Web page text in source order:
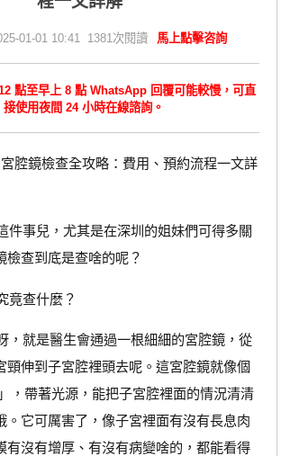
01-01 10:41 1381次閱讀 馬上點擊咨詢
點至早上 8 點 WhatsApp 回覆可能較慢，可直
接使用夜間 24 小時在線諮詢。
鏡檢查全攻略：費用、預約流程一文詳
事兒，尤其是在深圳的姐妹們可得多關
檢查到底是查啥的呢？
查什麼？
就是醫生會通過一根細細的宮腔鏡，從
頸伸到子宮腔裡頭去呢。這宮腔鏡就像個
，帶著光源，能把子宮腔裡面的情況清清
。它可厲害了，像子宮裡面有沒有長息肉
有沒有增厚、有沒有病變啥的，都能看得